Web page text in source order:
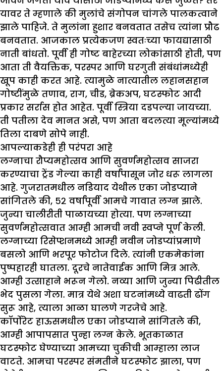
यावर ते म्हणाले की मुलांचे संगोपन चांगले पालकत्वाने
झाले पाहिजे. ते मुलांना हुशार बनवतात तसेच त्यांना प्रौढ
बनवतात. आजकाल प्रत्येकजण स्वतःच्या फायद्यासाठी
नाती बांधतो. पूर्वी ही गोष्ट बाहेरच्या लोकांसाठी होती, पण
आता ती वैयक्तिक, परस्पर आणि घरगुती संबंधांमध्येही
खूप काही करत आहे. त्यामुळे नात्यातील लहानसहान
गोष्टींमुळे तणाव, राग, चीड, ब्रेकअप, घटस्फोट आदी
प्रकार सर्रास होत आहेत. पूर्वी स्त्रिया दडपल्या जायच्या.
ती पतीला देव मानत असे, पण आता बदलत्या मूल्यांमध्ये
तिला दाबणे सोपे नाही.
आपल्याकडेही ही परंपरा आहे
लग्नाचा रौप्यमहोत्सव आणि सुवर्णमहोत्सव साजरा
करण्याचा ट्रेंड गेल्या काही वर्षांपासून जोर धरू लागला
आहे. गुजरातमधील नडियाद येथील एका जोडप्याने
सांगितले की, ५२ वर्षांपूर्वी आमचे गावात लग्न झाले.
जुन्या चालीरीती पाळायच्या होत्या. पण लग्नाच्या
सुवर्णमहोत्सवात आम्ही आमची नवी स्वप्ने पूर्ण केली.
लग्नाच्या रिसेप्शनमध्ये आम्ही नवीन जोडप्यांप्रमाणे
बसलो आणि भरपूर फोटोज दिले. त्यांनी एकमेकांना
पुष्पहारही घातला. दूरचे नातेवाईक आणि मित्र आले.
आम्ही उत्साहाने भरून गेलो. नव्या आणि जुन्या पिढीतील
भेद पुसला गेला. मात्र येथे अशा घटनांमध्ये वाढती ढोंग
सुरू आहे, त्याला आळा घालणे गरजेचे आहे.
कॉर्पोरेट हाऊसमधील एका जोडप्याने सांगितले की,
आम्ही आपापसात पुन्हा लग्न केले. भूतकाळात
घटस्फोट घेण्याच्या आमच्या चुकीची आम्हाला लाज
वाटते. आमचा परस्पर संमतीने घटस्फोट झाला, पण